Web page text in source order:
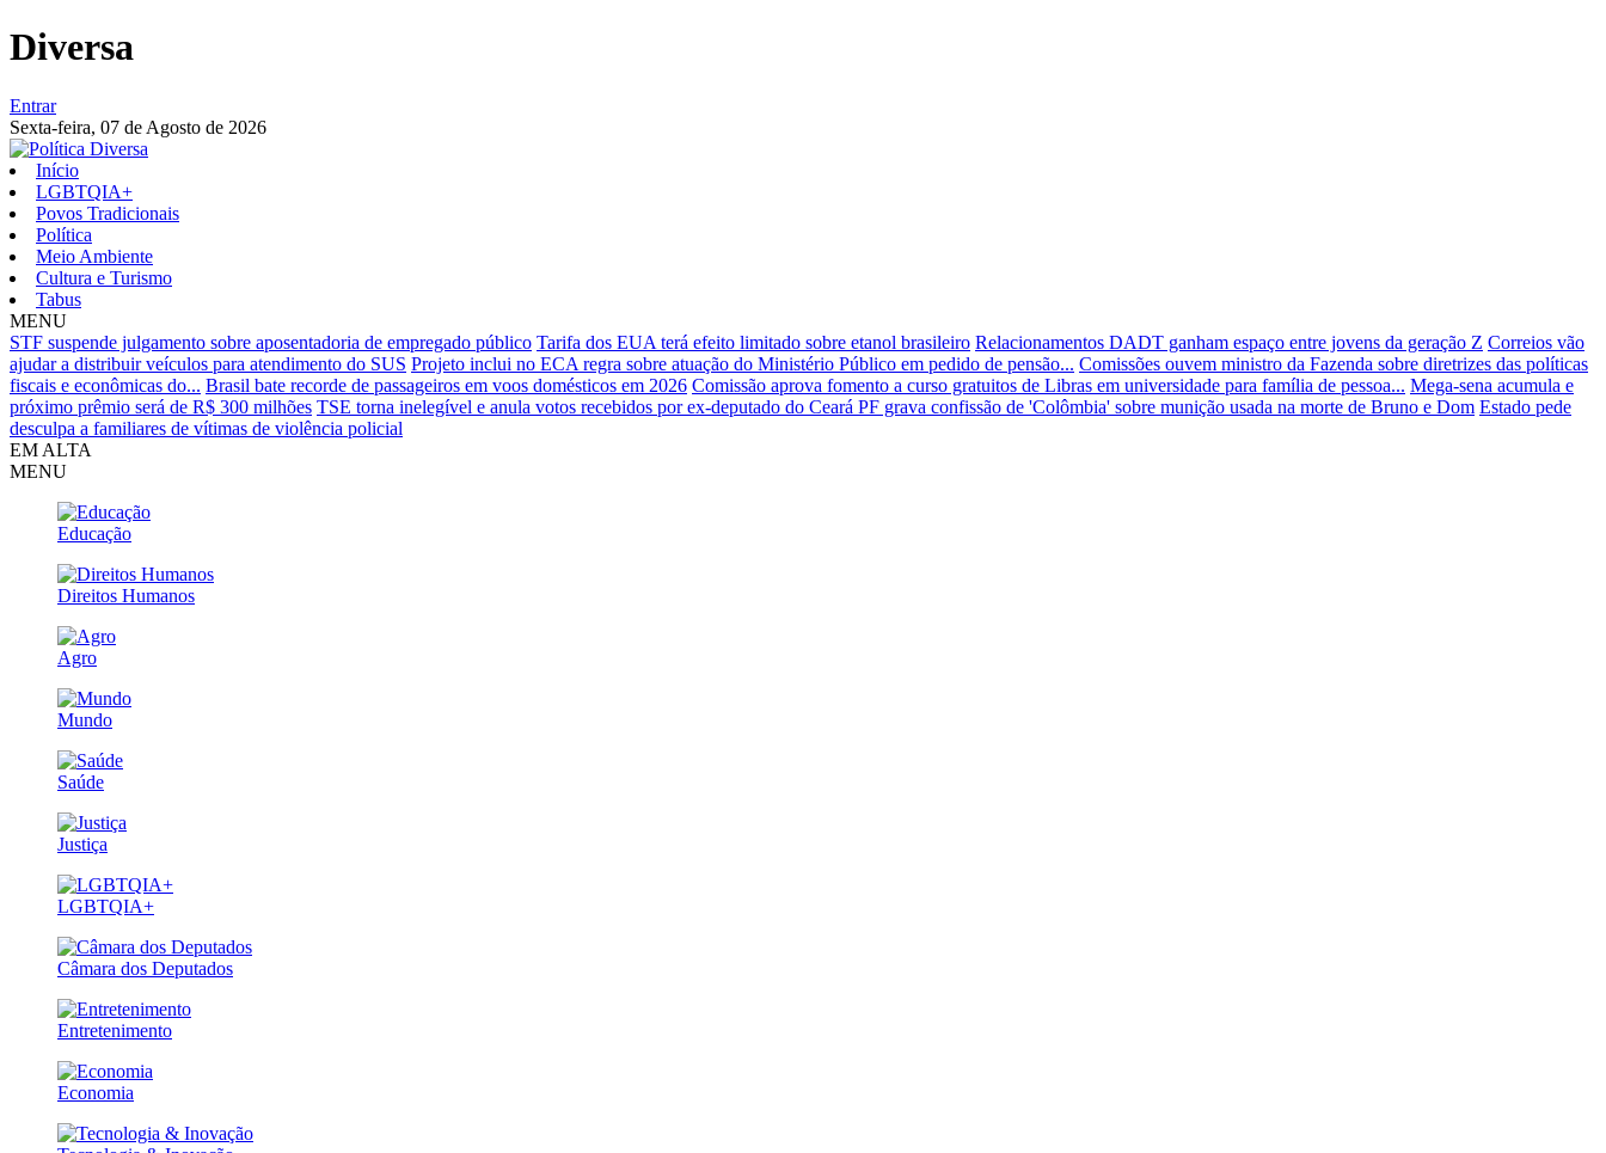
Diversa
Entrar
Sexta-feira, 07 de Agosto de 2026
Início
LGBTQIA+
Povos Tradicionais
Política
Meio Ambiente
Cultura e Turismo
Tabus
MENU
STF suspende julgamento sobre aposentadoria de empregado público Tarifa dos EUA terá efeito limitado sobre etanol brasileiro Relacionamentos DADT ganham espaço entre jovens da geração Z Correios vão
ajudar a distribuir veículos para atendimento do SUS Projeto inclui no ECA regra sobre atuação do Ministério Público em pedido de pensão... Comissões ouvem ministro da Fazenda sobre diretrizes das políticas
fiscais e econômicas do... Brasil bate recorde de passageiros em voos domésticos em 2026 Comissão aprova fomento a curso gratuitos de Libras em universidade para família de pessoa... Mega-sena acumula e
próximo prêmio será de R$ 300 milhões TSE torna inelegível e anula votos recebidos por ex-deputado do Ceará PF grava confissão de 'Colômbia' sobre munição usada na morte de Bruno e Dom Estado pede
desculpa a familiares de vítimas de violência policial
EM ALTA
MENU
Educação
Direitos Humanos
Agro
Mundo
Saúde
Justiça
LGBTQIA+
Câmara dos Deputados
Entretenimento
Economia